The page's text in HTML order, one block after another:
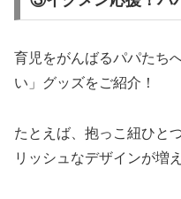
育児をがんばるパパたち
い」グッズをご紹介！
たとえば、抱っこ紐ひと
リッシュなデザインが増